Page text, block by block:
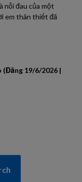
nỗi đau của một
em thân thiết đã
(Đăng 19/6/2026 |